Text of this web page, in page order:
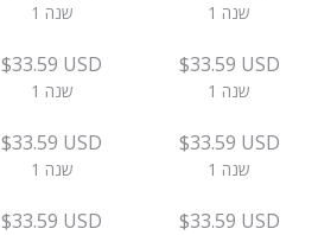
1 שנה 1 שנה
$33.59 USD
1 שנה
$33.59 USD
1 שנה
$33.59 USD
1 שנה
$33.59 USD
1 שנה
$33.59 USD $33.59 USD